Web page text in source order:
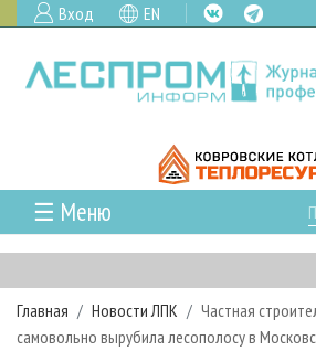
Вход EN
☰ Меню
ГЛАВНАЯ
РУБРИКИ И ТЕМЫ
РУБРИКИ ЖУРНАЛА
НОВОСТИ
Главная Новости ЛПК
Частная
самовольно вырубила лесополосу в